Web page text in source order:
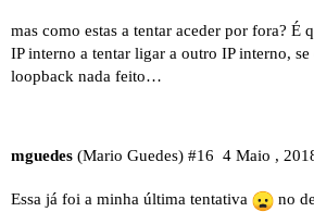
mas como estas a tentar aceder por fora? É
IP interno a tentar ligar a outro IP interno,
loopback nada feito…
mguedes (Mario Guedes) 4 Maio ,
#16
Essa já foi a minha última tentativa
no